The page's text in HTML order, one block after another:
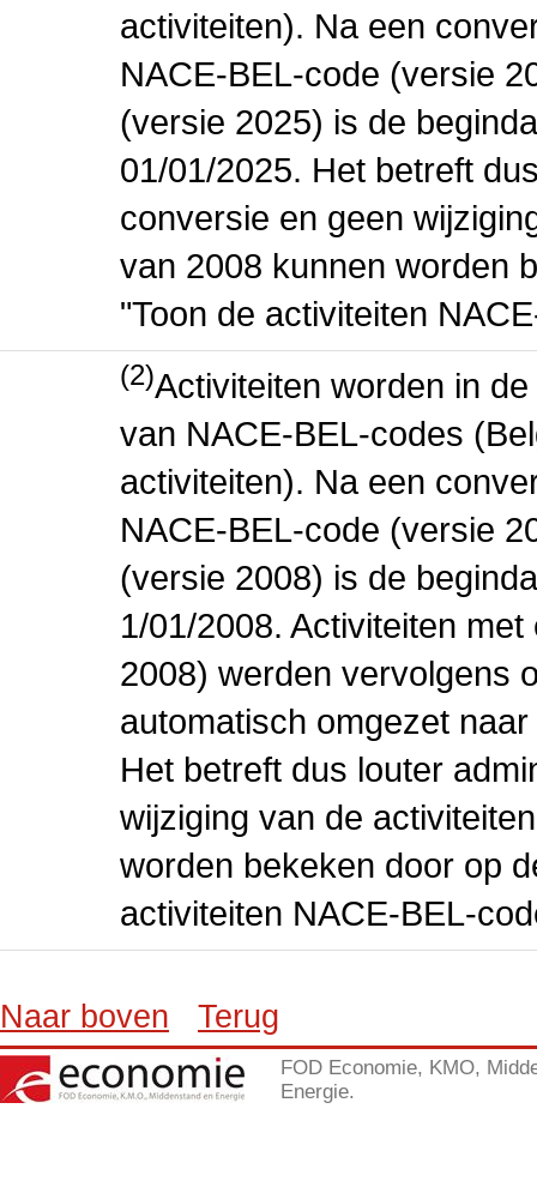
activiteiten). Na een
NACE-BEL-code (versie
(versie 2025) is de
01/01/2025. Het betreft
conversie en geen
van 2008 kunnen worden
"Toon de activiteiten
(2)Activiteiten worden in
van NACE-BEL-codes
activiteiten). Na een
NACE-BEL-code (versie
(versie 2008) is de
1/01/2008. Activiteiten
2008) werden vervolgens
automatisch omgezet
Het betreft dus louter
wijziging van de
worden bekeken door op
activiteiten NACE-BEL-
Naar boven Terug
FOD Economie, KMO,
Energie.